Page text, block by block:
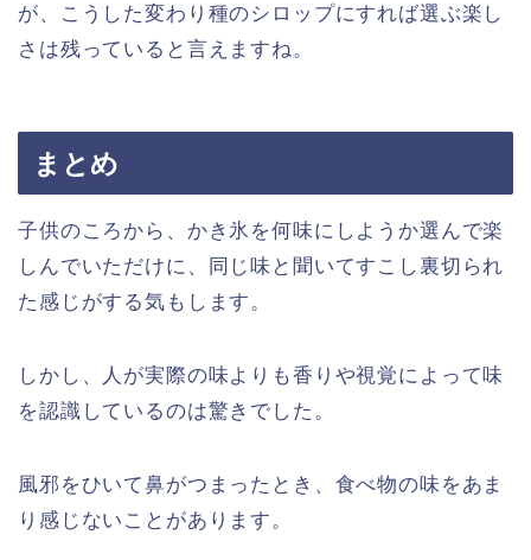
が、こうした変わり種のシロップにすれば選ぶ楽し
さは残っていると言えますね。
まとめ
子供のころから、かき氷を何味にしようか選んで楽
しんでいただけに、同じ味と聞いてすこし裏切られ
た感じがする気もします。
しかし、人が実際の味よりも香りや視覚によって味
を認識しているのは驚きでした。
風邪をひいて鼻がつまったとき、食べ物の味をあま
り感じないことがあります。